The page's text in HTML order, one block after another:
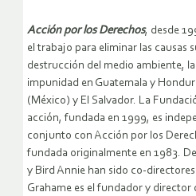
Acción por los Derechos, desde
el trabajo para eliminar las causas
destrucción del medio ambiente,
impunidad en Guatemala y
(México) y El Salvador. La
acción, fundada en 1999, es
conjunto con Acción por los
fundada originalmente en 1983.
y Bird Annie han sido co-
Grahame es el fundador y director